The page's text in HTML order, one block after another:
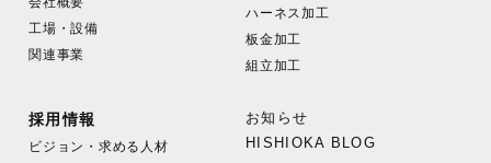
工場・設備
関連事業
ハーネス加工
板金加工
組立加工
採用情報
ビジョン・求める人材
お知らせ
HISHIOKA BLOG